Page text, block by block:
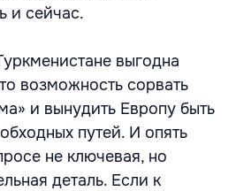
и сейчас.
выгодна
возможность сорвать
и вынудить Европу быть
путей. И опять
не ключевая, но
деталь. Если к